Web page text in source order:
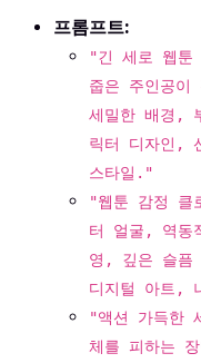
프롬프트:
"긴 세로 웹툰
줍은 주인공
세밀한 배경,
릭터 디자인,
스타일."
"웹툰 감정 클
터 얼굴, 역동
영, 깊은 슬픔
디지털 아트,
"액션 가득한
체를 피하는